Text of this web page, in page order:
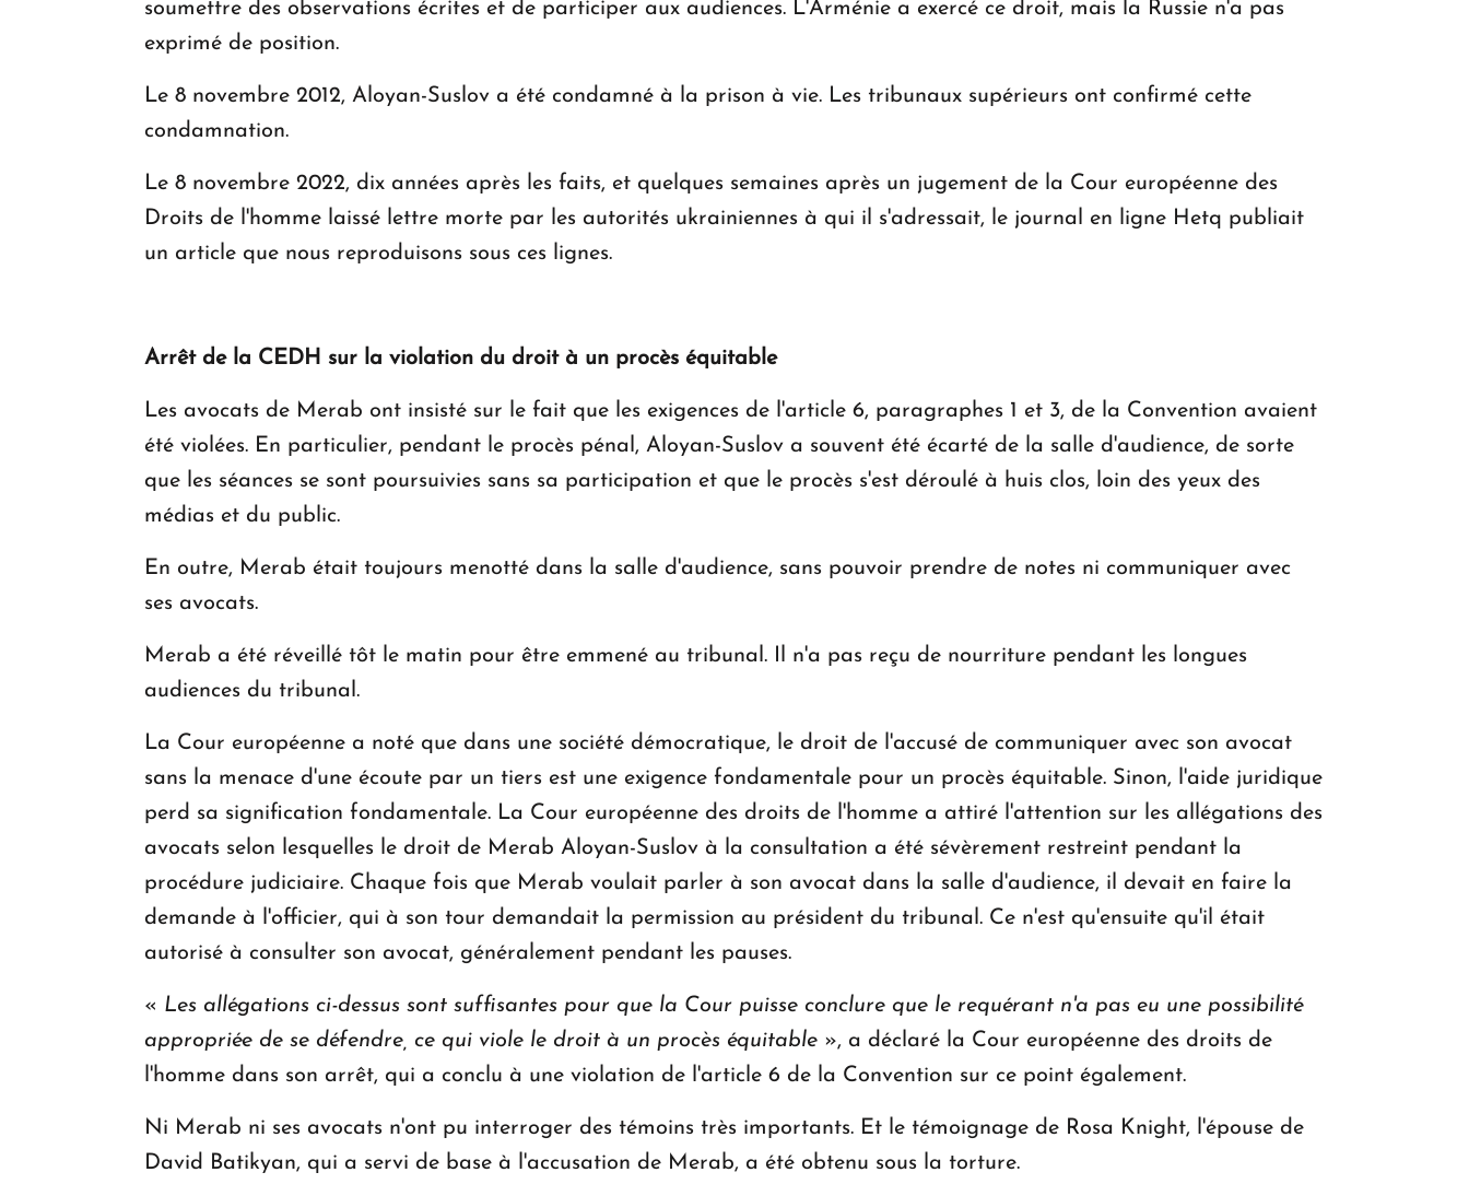
soumettre des observations écrites et de participer aux audiences. L'Arménie a exercé ce droit, mais la Russie n'a pas
exprimé de position.
Le 8 novembre 2012, Aloyan-Suslov a été condamné à la prison à vie. Les tribunaux supérieurs ont confirmé cette
condamnation.
Le 8 novembre 2022, dix années après les faits, et quelques semaines après un jugement de la Cour européenne des
Droits de l'homme laissé lettre morte par les autorités ukrainiennes à qui il s'adressait, le journal en ligne Hetq publiait
un article que nous reproduisons sous ces lignes.
Arrêt de la CEDH sur la violation du droit à un procès équitable
Les avocats de Merab ont insisté sur le fait que les exigences de l'article 6, paragraphes 1 et 3, de la Convention avaient
été violées. En particulier, pendant le procès pénal, Aloyan-Suslov a souvent été écarté de la salle d'audience, de sorte
que les séances se sont poursuivies sans sa participation et que le procès s'est déroulé à huis clos, loin des yeux des
médias et du public.
En outre, Merab était toujours menotté dans la salle d'audience, sans pouvoir prendre de notes ni communiquer avec
ses avocats.
Merab a été réveillé tôt le matin pour être emmené au tribunal. Il n'a pas reçu de nourriture pendant les longues
audiences du tribunal.
La Cour européenne a noté que dans une société démocratique, le droit de l'accusé de communiquer avec son avocat
sans la menace d'une écoute par un tiers est une exigence fondamentale pour un procès équitable. Sinon, l'aide juridique
perd sa signification fondamentale. La Cour européenne des droits de l'homme a attiré l'attention sur les allégations des
avocats selon lesquelles le droit de Merab Aloyan-Suslov à la consultation a été sévèrement restreint pendant la
procédure judiciaire. Chaque fois que Merab voulait parler à son avocat dans la salle d'audience, il devait en faire la
demande à l'officier, qui à son tour demandait la permission au président du tribunal. Ce n'est qu'ensuite qu'il était
autorisé à consulter son avocat, généralement pendant les pauses.
« Les allégations ci-dessus sont suffisantes pour que la Cour puisse conclure que le requérant n'a pas eu une possibilité
appropriée de se défendre, ce qui viole le droit à un procès équitable », a déclaré la Cour européenne des droits de
l'homme dans son arrêt, qui a conclu à une violation de l'article 6 de la Convention sur ce point également.
Ni Merab ni ses avocats n'ont pu interroger des témoins très importants. Et le témoignage de Rosa Knight, l'épouse de
David Batikyan, qui a servi de base à l'accusation de Merab, a été obtenu sous la torture.